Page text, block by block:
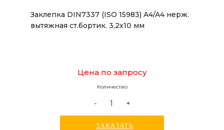
Заклепка DIN7337 (ISO 15983) A4/A4 нерж.
вытяжная ст.бортик. 3,2x10 мм
Цена по запросу
Количество
- +
ЗАКАЗАТЬ